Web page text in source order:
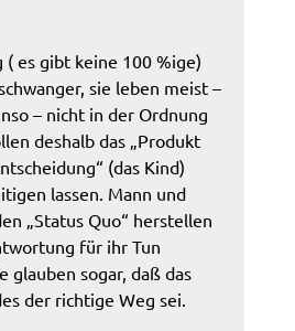
es gibt keine 100 %ige)
sie leben meist –
– nicht in der Ordnung
deshalb das „Produkt
(das Kind)
lassen. Mann und
„Status Quo“ herstellen
für ihr Tun
glauben sogar, daß das
der richtige Weg sei.